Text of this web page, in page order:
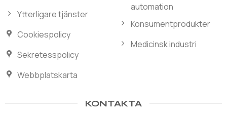
Ytterligare tjänster
Cookiespolicy
Sekretesspolicy
Webbplatskarta
automation
Konsumentprodukter
Medicinsk industri
KONTAKTA